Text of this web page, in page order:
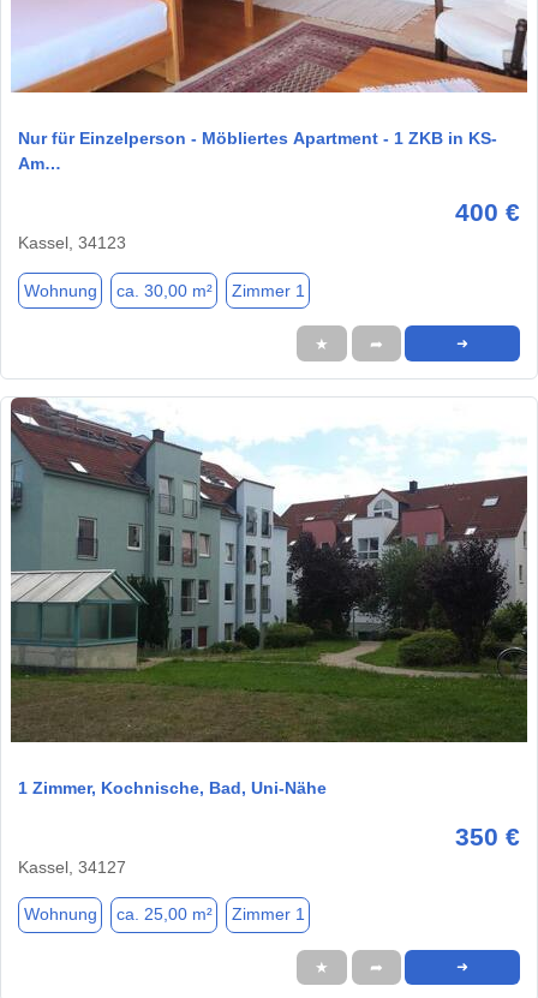
1 / 4
Nur für Einzelperson - Möbliertes Apartment - 1 ZKB in KS-
Am…
400 €
Kassel, 34123
Wohnung ca. 30,00 m² Zimmer 1
★ ➦ ➜
1 / 7
1 Zimmer, Kochnische, Bad, Uni-Nähe
350 €
Kassel, 34127
Wohnung ca. 25,00 m² Zimmer 1
★ ➦ ➜